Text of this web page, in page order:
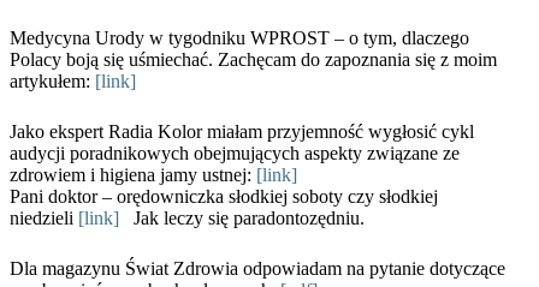
Medycyna Urody w tygodniku WPROST – o tym, dlaczego
Polacy boją się uśmiechać. Zachęcam do zapoznania się z moim
artykułem: [link]
Jako ekspert Radia Kolor miałam przyjemność wygłosić cykl
audycji poradnikowych obejmujących aspekty związane ze
zdrowiem i higiena jamy ustnej: [link]
Pani doktor – orędowniczka słodkiej soboty czy słodkiej
niedzieli [link] Jak leczy się paradontozędniu.
Dla magazynu Świat Zdrowia odpowiadam na pytanie dotyczące